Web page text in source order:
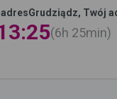
Grudziądz, Twój
6h 25min